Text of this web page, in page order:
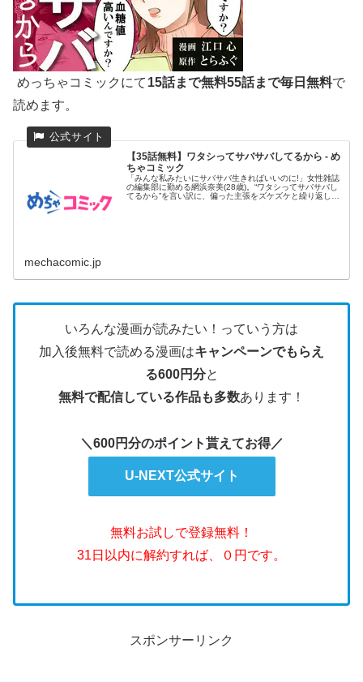
めっちゃコミックにて 15話まで無料55話まで毎日無料で
読めます。
【35話無料】ワタシってサバサバしてるから - め
ちゃコミック
「みんな私みたいにサバサバ生きればいいのに!」女性雑誌
の編集部に勤める網浜奈美(28歳)。“ワタシってサバサバし
てるから”を言い訳に、偏った主張をズケズケと繰り返し、
mechacomic.jp
いろんな漫画が読みたい！っていう方は
加入後無料で読める漫画はキャンペーンでもらえ
る600円分と
無料で配信している作品も多数あります！
＼600円分のポイント貰えてお得／
U-NEXT公式サイト
無料お試しで登録無料！
31日以内に解約すれば、０円です。
スポンサーリンク